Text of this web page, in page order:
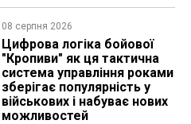
08 серпня 2026
Цифрова логіка бойової
"Кропиви" як ця тактична
система управління роками
зберігає популярність у
військових і набуває нових
можливостей